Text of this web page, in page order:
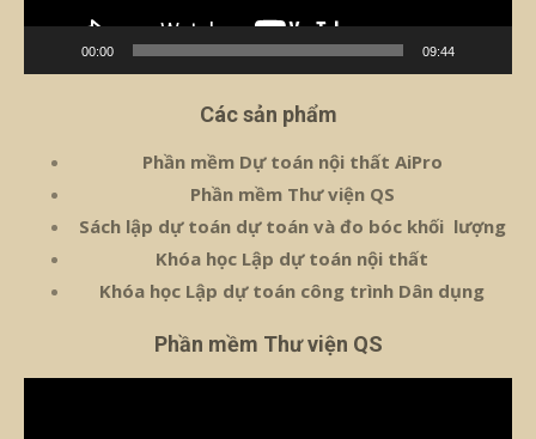
00:00 09:44
Các sản phẩm
Phần mềm Dự toán nội thất AiPro
Phần mềm Thư viện QS
Sách lập dự toán dự toán và đo bóc khối lượng
Khóa học Lập dự toán nội thất
Khóa học Lập dự toán công trình Dân dụng
Phần mềm Thư viện QS